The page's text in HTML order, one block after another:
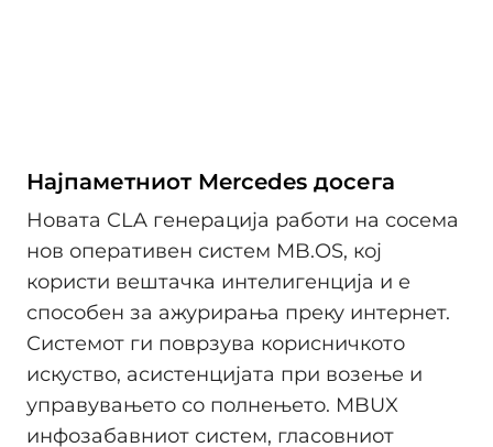
Најпаметниот Mercedes досега
Новата CLA генерација работи на сосема
нов оперативен систем MB.OS, кој
користи вештачка интелигенција и е
способен за ажурирања преку интернет.
Системот ги поврзува корисничкото
искуство, асистенцијата при возење и
управувањето со полнењето. MBUX
инфозабавниот систем, гласовниот